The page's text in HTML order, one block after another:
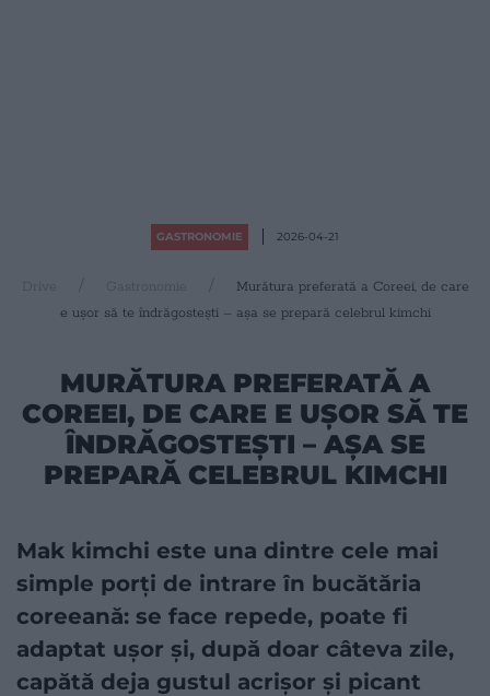
GASTRONOMIE 2026-04-21
Drive Gastronomie
Murătura preferată a Coreei, de care
e ușor să te îndrăgostești – așa se prepară celebrul kimchi
MURĂTURA PREFERATĂ A
COREEI, DE CARE E UȘOR SĂ TE
ÎNDRĂGOSTEȘTI – AȘA SE
PREPARĂ CELEBRUL KIMCHI
Mak kimchi este una dintre cele mai
simple porți de intrare în bucătăria
coreeană: se face repede, poate fi
adaptat ușor și, după doar câteva zile,
capătă deja gustul acrișor și picant